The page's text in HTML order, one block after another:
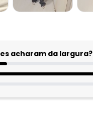
acharam da largura?